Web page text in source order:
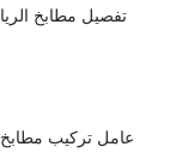
تفصيل مطابخ
عامل تركيب